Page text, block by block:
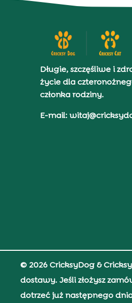
Długie, szczęśliwe i
życie dla
członka rodziny.
E-mail:
© 2026 CricksyDog &
dostawy. Jeśli złożysz
dotrzeć już następnego